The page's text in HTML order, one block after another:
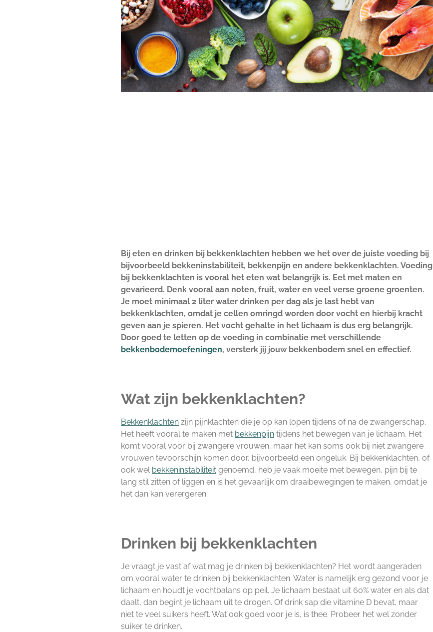
Bij eten en drinken bij bekkenklachten hebben we het over de juiste voeding bij
bijvoorbeeld bekkeninstabiliteit, bekkenpijn en andere bekkenklachten. Voeding
bij bekkenklachten is vooral het eten wat belangrijk is. Eet met maten en
gevarieerd. Denk vooral aan noten, fruit, water en veel verse groene groenten.
Je moet minimaal 2 liter water drinken per dag als je last hebt van
bekkenklachten, omdat je cellen omringd worden door vocht en hierbij kracht
geven aan je spieren. Het vocht gehalte in het lichaam is dus erg belangrijk.
Door goed te letten op de voeding in combinatie met verschillende
bekkenbodemoefeningen, versterk jij jouw bekkenbodem snel en effectief.
Wat zijn bekkenklachten?
Bekkenklachten zijn pijnklachten die je op kan lopen tijdens of na de zwangerschap.
Het heeft vooral te maken met bekkenpijn tijdens het bewegen van je lichaam. Het
komt vooral voor bij zwangere vrouwen, maar het kan soms ook bij niet zwangere
vrouwen tevoorschijn komen door, bijvoorbeeld een ongeluk. Bij bekkenklachten, of
ook wel bekkeninstabiliteit genoemd, heb je vaak moeite met bewegen, pijn bij te
lang stil zitten of liggen en is het gevaarlijk om draaibewegingen te maken, omdat je
het dan kan verergeren.
Drinken bij bekkenklachten
Je vraagt je vast af wat mag je drinken bij bekkenklachten? Het wordt aangeraden
om vooral water te drinken bij bekkenklachten. Water is namelijk erg gezond voor je
lichaam en houdt je vochtbalans op peil. Je lichaam bestaat uit 60% water en als dat
daalt, dan begint je lichaam uit te drogen. Of drink sap die vitamine D bevat, maar
niet te veel suikers heeft. Wat ook goed voor je is, is thee. Probeer het wel zonder
suiker te drinken.